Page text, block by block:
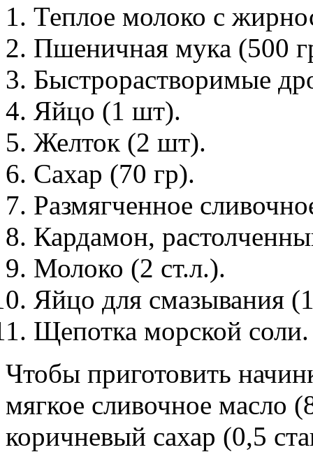
Теплое молоко с
Пшеничная мука (500
Быстрорастворимые
Яйцо (1 шт).
Желток (2 шт).
Сахар (70 гр).
Размягченное
Кардамон,
Молоко (2 ст.л.).
Яйцо для смазывания
Щепотка морской соли.
Чтобы приготовить
мягкое сливочное масло
коричневый сахар (0,5